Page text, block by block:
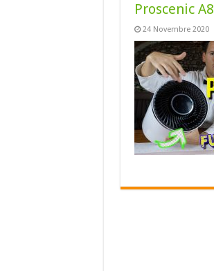
Proscenic A8
24 Novembre 2020